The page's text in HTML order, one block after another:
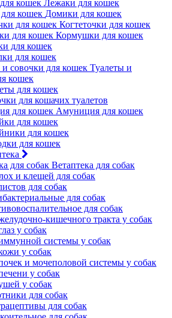
Лежаки для кошек
Домики для кошек
Когтеточки для кошек
Кормушки для кошек
для кошек
для кошек
Туалеты и
кошек
для кошек
для кошачих туалетов
Амуниция для кошек
для кошек
для кошек
для кошек
Ветаптека для собак
и клещей для собак
для собак
для собак
для собак
кишечного тракта у собак
у собак
системы у собак
у собак
и мочеполовой системы у собак
у собак
у собак
для собак
для собак